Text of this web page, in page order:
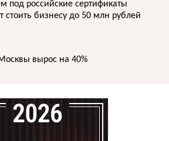
под российские сертификаты
стоить бизнесу до 50 млн рублей
вырос на 40%